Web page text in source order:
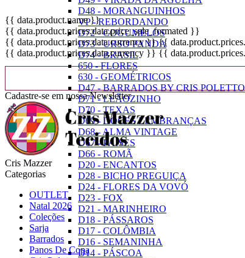
D48 - MORANGUINHOS
VP - REBORDANDO
D72 - COGUMELOS
D73 - URSO PANDA
D74 - BRASIL
650 - FLORES
630 - GEOMÉTRICOS
D47 - BARRADOS BY CRIS POLETTO
D71 - LEÃOZINHO
D70 - TEXAS
D69 - DOCES LEMBRANÇAS
D68 - ALMA VINTAGE
D67 - PAÍSES
D66 - ROMÃ
D20 - ENCANTOS
D28 - BICHO PREGUIÇA
D24 - FLORES DA VOVÓ
D23 - FOX
D21 - MARINHEIRO
D18 - PÁSSAROS
D17 - COLÔMBIA
D16 - SEMANINHA
D14 - PÁSCOA
{{ data.product.name }}
{{ data.product.prices.data.price_sale_formated }}
{{ data.product.prices.data.currency }} {{
{{ data.product.prices.data.currency }} {{
Cadastre-se em nossa Newsletter
Cris Mazzer
Categorias
OUTLET
Natal 2026
Coleções
Sarja
Barrados
Panos De Copa